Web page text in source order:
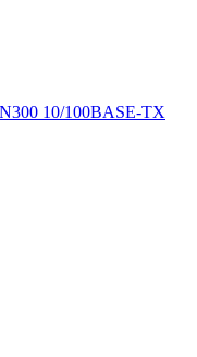
10/100BASE-TX